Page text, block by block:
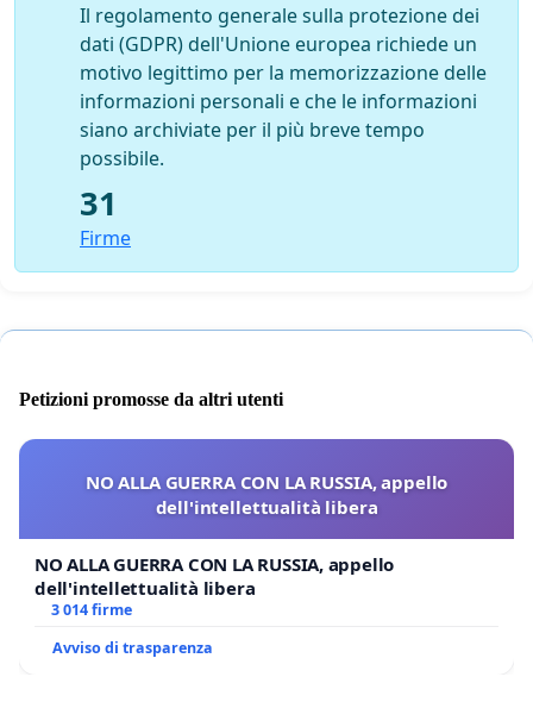
Il regolamento generale sulla protezione dei
dati (GDPR) dell'Unione europea richiede un
motivo legittimo per la memorizzazione delle
informazioni personali e che le informazioni
siano archiviate per il più breve tempo
possibile.
31
Firme
Petizioni promosse da altri utenti
NO ALLA GUERRA CON LA RUSSIA, appello
dell'intellettualità libera
NO ALLA GUERRA CON LA RUSSIA, appello
dell'intellettualità libera
3 014 firme
Avviso di trasparenza